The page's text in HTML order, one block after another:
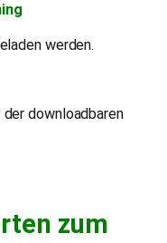
werden.
downloadbaren
zum